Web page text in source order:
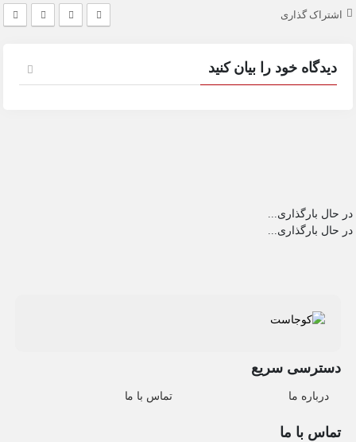
اشتراک گذاری
دیدگاه خود را بیان کنید
در حال بارگذاری...
در حال بارگذاری...
دسترسی سریع
درباره ما تماس با ما
تماس با ما